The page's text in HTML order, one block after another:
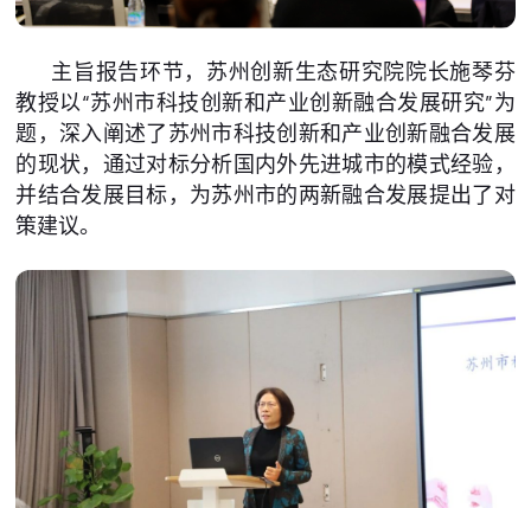
主旨报告环节，苏州创新生态研究院院长施琴芬
教授以“苏州市科技创新和产业创新融合发展研究”为
题，深入阐述了苏州市科技创新和产业创新融合发展
的现状，通过对标分析国内外先进城市的模式经验，
并结合发展目标，为苏州市的两新融合发展提出了对
策建议。